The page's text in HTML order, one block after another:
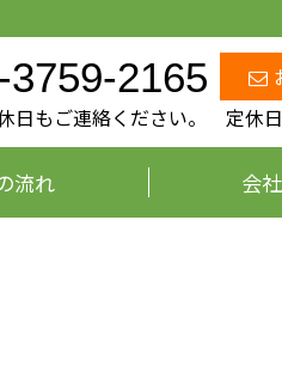
3759-2165
もご連絡ください。 定休
流れ 会